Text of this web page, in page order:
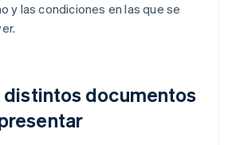
y las condiciones en las que se
distintos documentos